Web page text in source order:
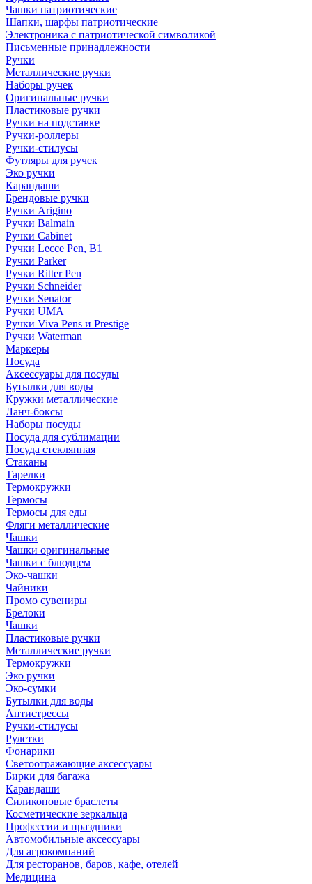
Чашки патриотические
Шапки, шарфы патриотические
Электроника с патриотической символикой
Письменные принадлежности
Ручки
Металлические ручки
Наборы ручек
Оригинальные ручки
Пластиковые ручки
Ручки на подставке
Ручки-роллеры
Ручки-стилусы
Футляры для ручек
Эко ручки
Карандаши
Брендовые ручки
Ручки Arigino
Ручки Balmain
Ручки Cabinet
Ручки Lecce Pen, B1
Ручки Parker
Ручки Ritter Pen
Ручки Schneider
Ручки Senator
Ручки UMA
Ручки Viva Pens и Prestige
Ручки Waterman
Маркеры
Посуда
Аксессуары для посуды
Бутылки для воды
Кружки металлические
Ланч-боксы
Наборы посуды
Посуда для сублимации
Посуда стеклянная
Стаканы
Тарелки
Термокружки
Термосы
Термосы для еды
Фляги металлические
Чашки
Чашки оригинальные
Чашки с блюдцем
Эко-чашки
Чайники
Промо сувениры
Брелоки
Чашки
Пластиковые ручки
Металлические ручки
Термокружки
Эко ручки
Эко-сумки
Бутылки для воды
Антистрессы
Ручки-стилусы
Рулетки
Фонарики
Светоотражающие аксессуары
Бирки для багажа
Карандаши
Силиконовые браслеты
Косметические зеркальца
Профессии и праздники
Автомобильные аксессуары
Для агрокомпаний
Для ресторанов, баров, кафе, отелей
Медицина